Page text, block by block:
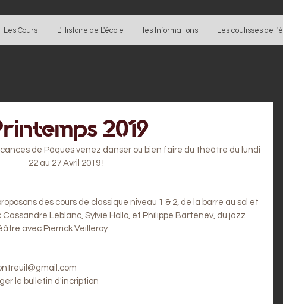
Les Cours L'Histoire de L'école les Informations Les coulisses de
2019
de Pâques venez danser ou bien faire du théâtre du lundi
22 au 27 Avril 2019 !
des cours de classique niveau 1 & 2, de la barre au sol et
Leblanc, Sylvie Hollo, et Philippe Bartenev, du jazz
avec Pierrick Veilleroy
le bulletin d'incription